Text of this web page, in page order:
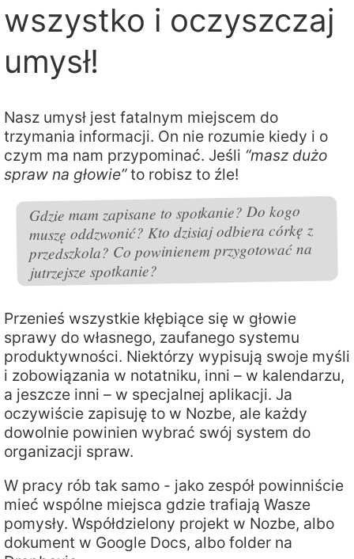
wszystko i oczyszczaj
umysł!
Nasz umysł jest fatalnym miejscem do
trzymania informacji. On nie rozumie kiedy i o
czym ma nam przypominać. Jeśli “masz dużo
spraw na głowie”to robisz to źle!
Gdzie mam zapisane to spotkanie? Do kogo
muszę oddzwonić? Kto dzisiaj odbiera córkę z
przedszkola? Co powinienem przygotować na
jutrzejsze spotkanie?
Przenieś wszystkie kłębiące się w głowie
sprawy do własnego, zaufanego systemu
produktywności. Niektórzy wypisują swoje myśli
i zobowiązania w notatniku, inni – w kalendarzu,
a jeszcze inni – w specjalnej aplikacji. Ja
oczywiście zapisuję to w Nozbe, ale każdy
dowolnie powinien wybrać swój system do
organizacji spraw.
W pracy rób tak samo - jako zespół powinniście
mieć wspólne miejsca gdzie trafiają Wasze
pomysły. Współdzielony projekt w Nozbe, albo
dokument w Google Docs, albo folder na